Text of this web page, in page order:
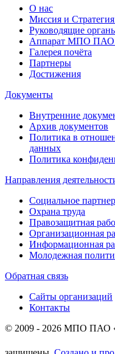
О нас
Миссия и
Руководящие
Аппарат МПО ПАО
Галерея почёта
Партнеры
Достижения
Документы
Внутренние
Архив документов
Политика в
данных
Политика
Направления
Социальное
Охрана труда
Правозащитная
Организационная
Информационная
Молодежная
Обратная связь
Сайты организаций
Контакты
© 2009 - 2026 МПО ПАО